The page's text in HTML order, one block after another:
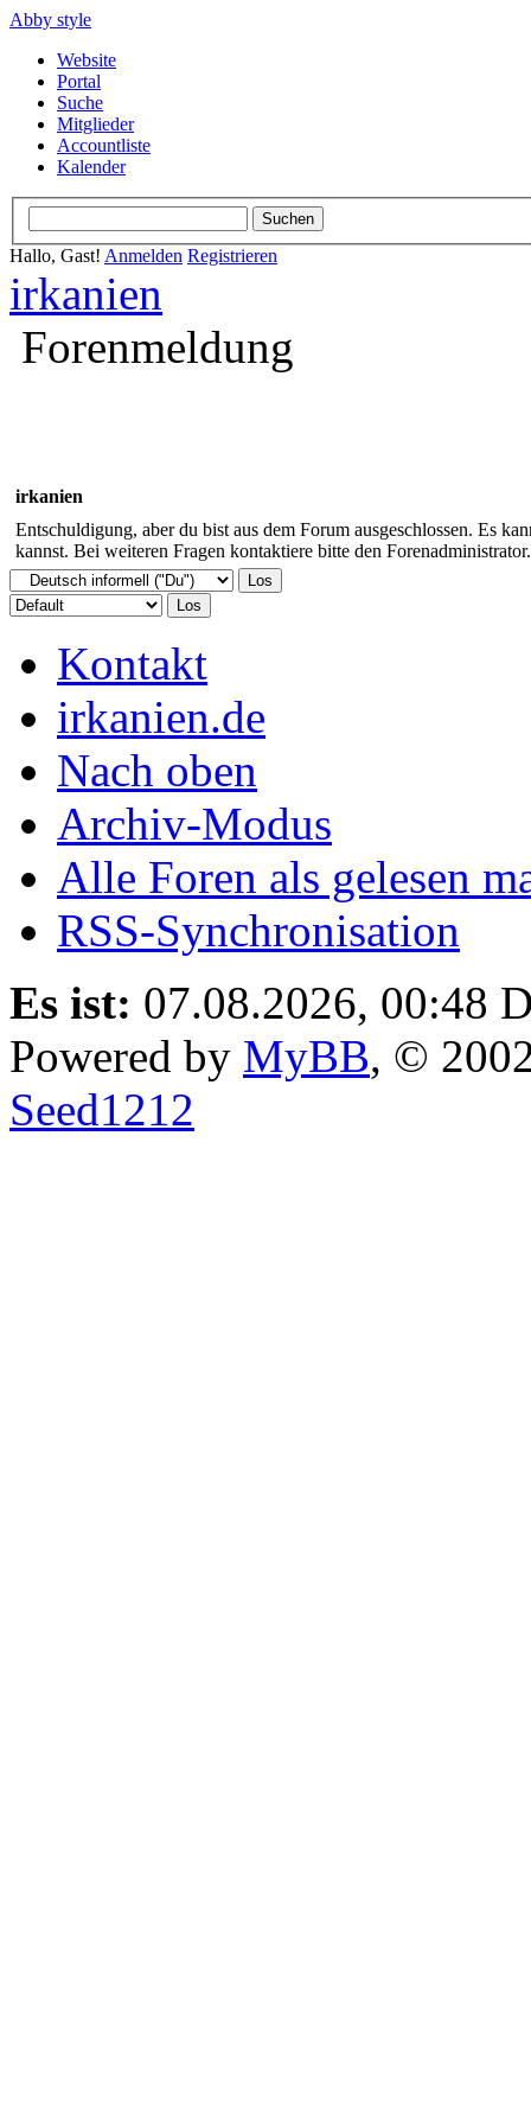
Abby style
Website
Portal
Suche
Mitglieder
Accountliste
Kalender
Hallo, Gast! Anmelden Registrieren
irkanien
Forenmeldung
irkanien
Entschuldigung, aber du bist aus dem Forum ausgeschlossen. Es
kannst. Bei weiteren Fragen kontaktiere bitte den Forenadministrator.
Kontakt
irkanien.de
Nach oben
Archiv-Modus
Alle Foren als gelesen
RSS-Synchronisation
Es ist: 07.08.2026, 00:48
Powered by MyBB, ©
Seed1212